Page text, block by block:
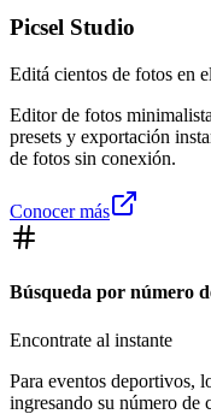
Picsel Studio
Editá cientos de fotos en
Editor de fotos
presets y exportación
de fotos sin conexión.
Conocer más
Búsqueda por número
Encontrate al instante
Para eventos deportivos,
ingresando su número